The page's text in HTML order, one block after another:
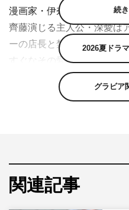
漫画家・伊奈子の『泥濘の
齊藤演じる主人公・深愛は
ーの店長と禁断の恋に落ち
すぐなその愛はやがて度を
く、その息子や妻にまで近
生。やがて泥濘へと引きず
華）との壮絶な過去が明ら
続
2026夏ドラ
グラビア
関連記事